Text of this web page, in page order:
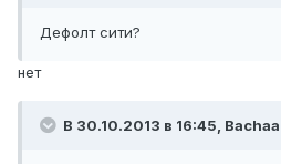
Дефолт сити?
нет
В 30.10.2013 в 16:45, Bachaa